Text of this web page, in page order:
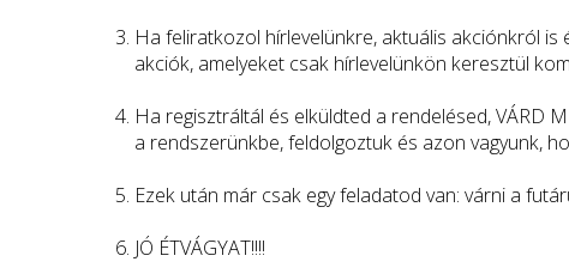
Ha feliratkozol hírlevelünkre, aktuális akciónkról is
akciók, amelyeket csak hírlevelünkön keresztül
Ha regisztráltál és elküldted a rendelésed, VÁRD
a rendszerünkbe, feldolgoztuk és azon vagyunk,
Ezek után már csak egy feladatod van: várni a
JÓ ÉTVÁGYAT!!!!